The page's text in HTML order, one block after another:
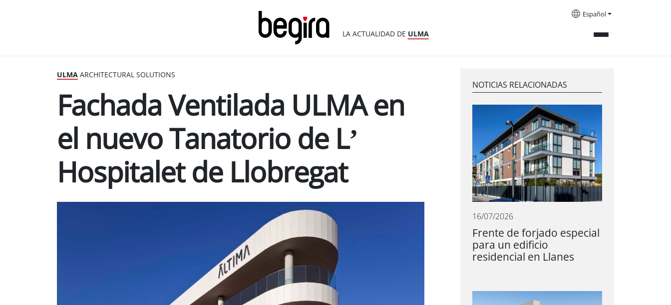
LA ACTUALIDAD DE ULMA
Español
ULMA ARCHITECTURAL SOLUTIONS
Fachada Ventilada ULMA en
el nuevo Tanatorio de L’
Hospitalet de Llobregat
NOTICIAS RELACIONADAS
16/07/2026
Frente de forjado especial
para un edificio
residencial en Llanes